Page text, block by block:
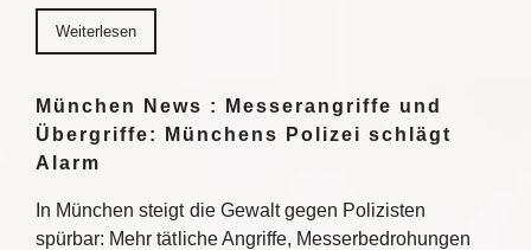
Weiterlesen
München News : Messerangriffe und
Übergriffe: Münchens Polizei schlägt
Alarm
In München steigt die Gewalt gegen Polizisten
spürbar: Mehr tätliche Angriffe, Messerbedrohungen